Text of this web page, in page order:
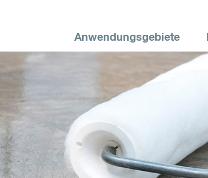
Anwendungsgebiete